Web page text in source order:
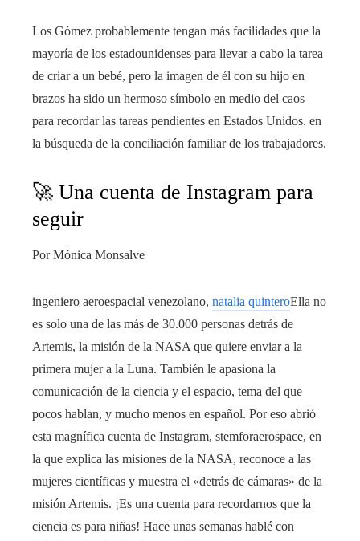
Los Gómez probablemente tengan más facilidades que la
mayoría de los estadounidenses para llevar a cabo la tarea
de criar a un bebé, pero la imagen de él con su hijo en
brazos ha sido un hermoso símbolo en medio del caos
para recordar las tareas pendientes en Estados Unidos. en
la búsqueda de la conciliación familiar de los trabajadores.
🚀 Una cuenta de Instagram para
seguir
Por Mónica Monsalve
ingeniero aeroespacial venezolano, natalia quinteroElla no
es solo una de las más de 30.000 personas detrás de
Artemis, la misión de la NASA que quiere enviar a la
primera mujer a la Luna. También le apasiona la
comunicación de la ciencia y el espacio, tema del que
pocos hablan, y mucho menos en español. Por eso abrió
esta magnífica cuenta de Instagram, stemforaerospace, en
la que explica las misiones de la NASA, reconoce a las
mujeres científicas y muestra el «detrás de cámaras» de la
misión Artemis. ¡Es una cuenta para recordarnos que la
ciencia es para niñas! Hace unas semanas hablé con